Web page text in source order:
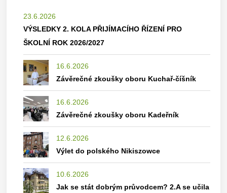
23.6.2026
VÝSLEDKY 2. KOLA PŘIJÍMACÍHO ŘÍZENÍ PRO
ŠKOLNÍ ROK 2026/2027
16.6.2026
Závěrečné zkoušky oboru Kuchař-číšník
16.6.2026
Závěrečné zkoušky oboru Kadeřník
12.6.2026
Výlet do polského Nikiszowce
10.6.2026
Jak se stát dobrým průvodcem? 2.A se učila